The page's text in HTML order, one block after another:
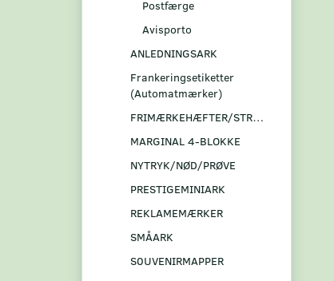
Postfærge
Avisporto
ANLEDNINGSARK
Frankeringsetiketter
(Automatmærker)
FRIMÆRKEHÆFTER/STRIBER
MARGINAL 4-BLOKKE
NYTRYK/NØD/PRØVE
PRESTIGEMINIARK
REKLAMEMÆRKER
SMÅARK
S0UVENIRMAPPER